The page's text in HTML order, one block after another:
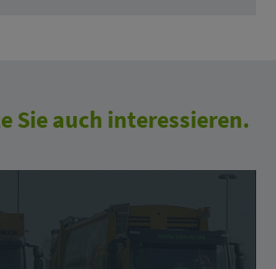
Sie auch interessieren.